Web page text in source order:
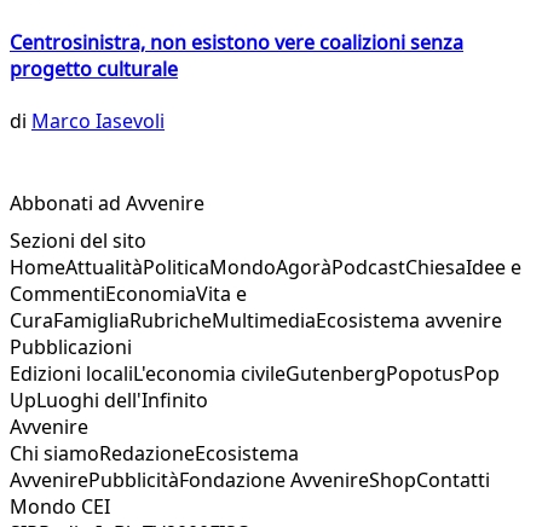
Centrosinistra, non esistono vere coalizioni senza
progetto culturale
di Marco Iasevoli
Abbonati ad Avvenire
Sezioni del sito
HomeAttualitàPoliticaMondoAgoràPodcastChiesaIdee e
CommentiEconomiaVita e
CuraFamigliaRubricheMultimediaEcosistema avvenire
Pubblicazioni
Edizioni localiL'economia civileGutenbergPopotusPop
UpLuoghi dell'Infinito
Avvenire
Chi siamoRedazioneEcosistema
AvvenirePubblicitàFondazione AvvenireShopContatti
Mondo CEI